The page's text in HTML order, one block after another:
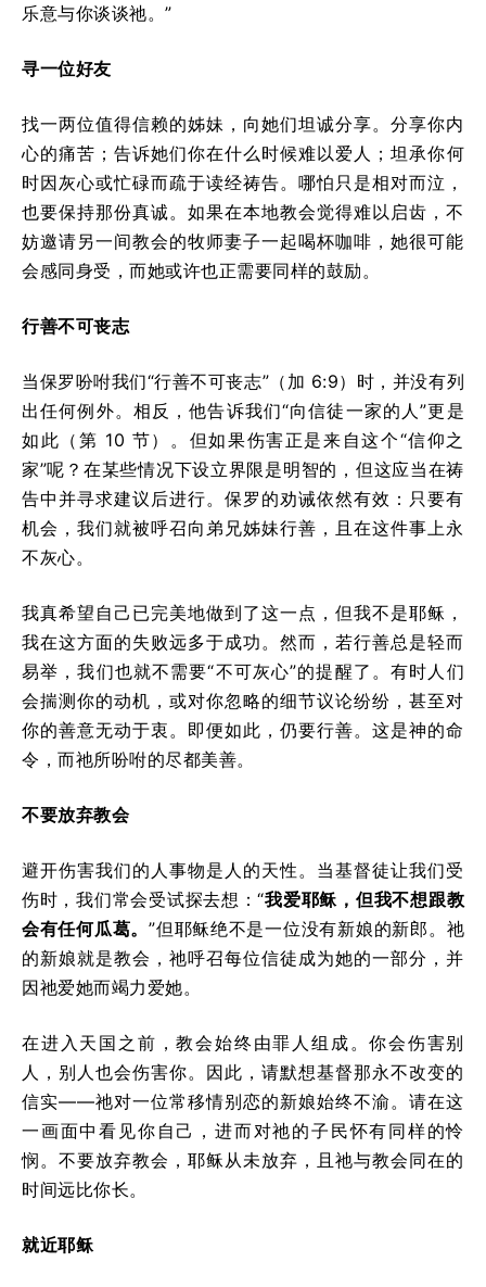
乐意与你谈谈祂。”
寻一位好友
找一两位值得信赖的姊妹，向她们坦诚分享。分享你内
心的痛苦；告诉她们你在什么时候难以爱人；坦承你何
时因灰心或忙碌而疏于读经祷告。哪怕只是相对而泣，
也要保持那份真诚。如果在本地教会觉得难以启齿，不
妨邀请另一间教会的牧师妻子一起喝杯咖啡，她很可能
会感同身受，而她或许也正需要同样的鼓励。
行善不可丧志
当保罗吩咐我们“行善不可丧志”（加 6:9）时，并没有列
出任何例外。相反，他告诉我们“向信徒一家的人”更是
如此（第 10 节）。但如果伤害正是来自这个“信仰之
家”呢？在某些情况下设立界限是明智的，但这应当在祷
告中并寻求建议后进行。保罗的劝诫依然有效：只要有
机会，我们就被呼召向弟兄姊妹行善，且在这件事上永
不灰心。
我真希望自己已完美地做到了这一点，但我不是耶稣，
我在这方面的失败远多于成功。然而，若行善总是轻而
易举，我们也就不需要“不可灰心”的提醒了。有时人们
会揣测你的动机，或对你忽略的细节议论纷纷，甚至对
你的善意无动于衷。即便如此，仍要行善。这是神的命
令，而祂所吩咐的尽都美善。
不要放弃教会
避开伤害我们的人事物是人的天性。当基督徒让我们受
伤时，我们常会受试探去想：“我爱耶稣，但我不想跟教
会有任何瓜葛。”但耶稣绝不是一位没有新娘的新郎。祂
的新娘就是教会，祂呼召每位信徒成为她的一部分，并
因祂爱她而竭力爱她。
在进入天国之前，教会始终由罪人组成。你会伤害别
人，别人也会伤害你。因此，请默想基督那永不改变的
信实——祂对一位常移情别恋的新娘始终不渝。请在这
一画面中看见你自己，进而对祂的子民怀有同样的怜
悯。不要放弃教会，耶稣从未放弃，且祂与教会同在的
时间远比你长。
就近耶稣